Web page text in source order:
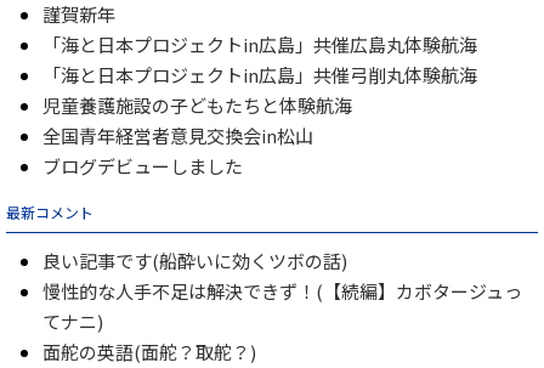
謹賀新年
「海と日本プロジェクトin広島」共催広島丸体験航海
「海と日本プロジェクトin広島」共催弓削丸体験航海
児童養護施設の子どもたちと体験航海
全国青年経営者意見交換会in松山
ブログデビューしました
最新コメント
良い記事です(船酔いに効くツボの話)
慢性的な人手不足は解決できず！(【続編】カボタージュっ
てナニ)
面舵の英語(面舵？取舵？)